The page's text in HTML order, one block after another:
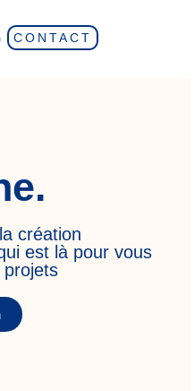
CONTACT
création
est là pour vous